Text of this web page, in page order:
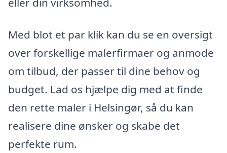
Med blot et par klik kan du se en oversigt
over forskellige malerfirmaer og anmode
om tilbud, der passer til dine behov og
budget. Lad os hjælpe dig med at finde
den rette maler i Helsingør, så du kan
realisere dine ønsker og skabe det
perfekte rum.